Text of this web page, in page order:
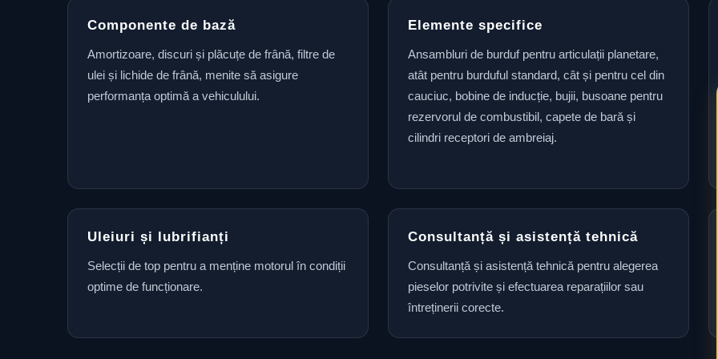
Componente de bază
Amortizoare, discuri și plăcuțe de frână, filtre de
ulei și lichide de frână, menite să asigure
performanța optimă a vehiculului.
Elemente specifice
Ansambluri de burduf pentru articulații planetare,
atât pentru burduful standard, cât și pentru cel din
cauciuc, bobine de inducție, bujii, busoane pentru
rezervorul de combustibil, capete de bară și
cilindri receptori de ambreiaj.
Uleiuri și lubrifianți
Selecții de top pentru a menține motorul în condiții
optime de funcționare.
Consultanță și asistență tehnică
Consultanță și asistență tehnică pentru alegerea
pieselor potrivite și efectuarea reparațiilor sau
întreținerii corecte.